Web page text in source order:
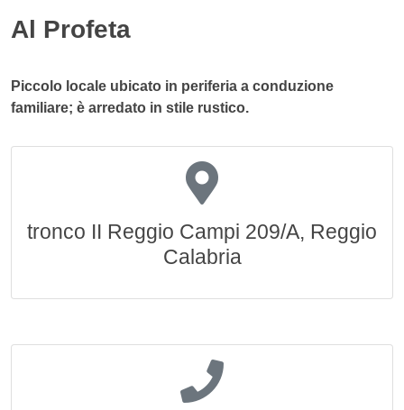
Al Profeta
Piccolo locale ubicato in periferia a conduzione
familiare; è arredato in stile rustico.
tronco II Reggio Campi 209/A, Reggio
Calabria